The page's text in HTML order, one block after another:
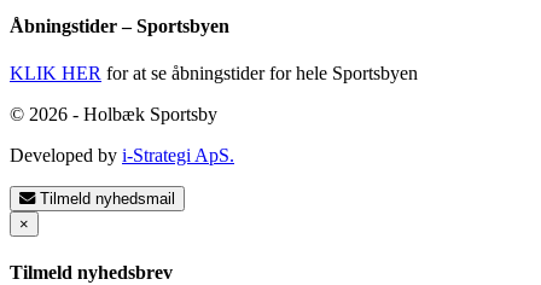
Åbningstider – Sportsbyen
KLIK HER for at se åbningstider for hele Sportsbyen
© 2026 - Holbæk Sportsby
Developed by i-Strategi ApS.
Tilmeld nyhedsmail
×
Tilmeld nyhedsbrev